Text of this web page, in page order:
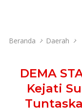
Beranda Daerah
DEMA
Kejati